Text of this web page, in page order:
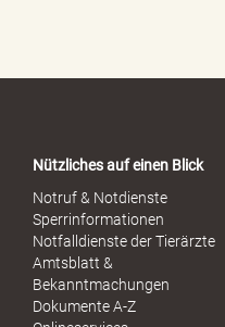
o
x
Nützliches auf einen Blick
Notruf & Notdienste
Sperrinformationen
Notfalldienste der Tierärzte
Amtsblatt &
Bekanntmachungen
Dokumente A-Z